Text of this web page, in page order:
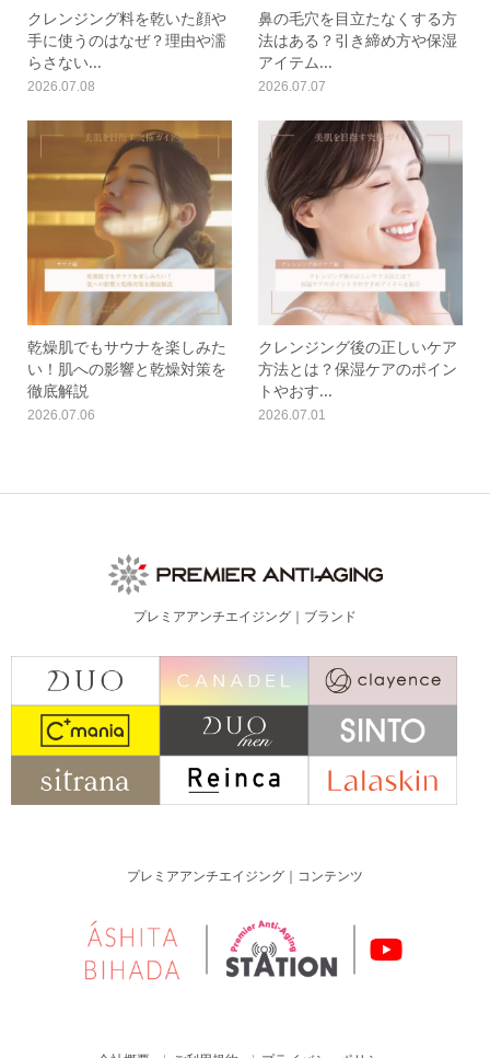
クレンジング料を乾いた顔や
手に使うのはなぜ？理由や濡
らさない...
2026.07.08
鼻の毛穴を目立たなくする方
法はある？引き締め方や保湿
アイテム...
2026.07.07
乾燥肌でもサウナを楽しみた
い！肌への影響と乾燥対策を
徹底解説
2026.07.06
クレンジング後の正しいケア
方法とは？保湿ケアのポイン
トやおす...
2026.07.01
プレミアアンチエイジング｜ブランド
プレミアアンチエイジング｜コンテンツ